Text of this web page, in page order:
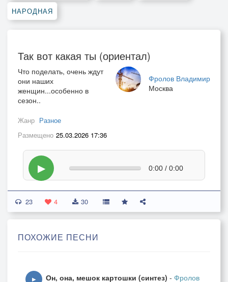
НАРОДНАЯ
Так вот какая ты (ориентал)
Фролов Владимир
Москва
Что поделать, очень ждут
они наших
женщин...особенно в
сезон..
Жанр Разное
Размещено 25.03.2026 17:36
▶ 0:00 / 0:00
23 4 30
ПОХОЖИЕ ПЕСНИ
▶ Он, она, мешок картошки (синтез) - Фролов